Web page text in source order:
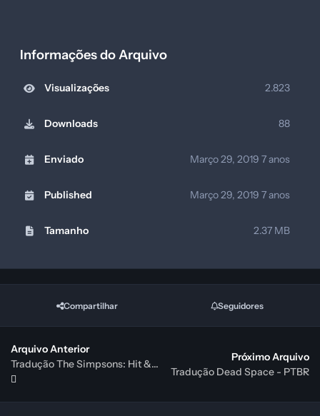
Informações do Arquivo
Visualizações 2.823
Downloads 88
Enviado Março 29, 2019 7 anos
Published Março 29, 2019 7 anos
Tamanho 2.37 MB
Compartilhar Seguidores
Arquivo Anterior
Tradução The Simpsons: Hit & Run - PTBR
Próximo Arquivo
Tradução Dead Space - PTBR